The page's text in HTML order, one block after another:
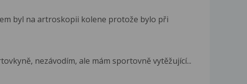
byl na artroskopii kolene protože bylo při
nezávodím, ale mám sportovně vytěžující...